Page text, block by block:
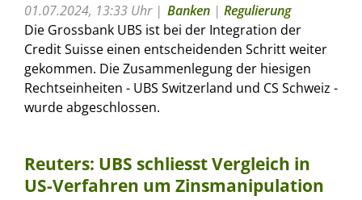
01.07.2024, 13:33 Uhr Banken | Regulierung
Die Grossbank UBS ist bei der Integration der
Credit Suisse einen entscheidenden Schritt weiter
gekommen. Die Zusammenlegung der hiesigen
Rechtseinheiten - UBS Switzerland und CS Schweiz -
wurde abgeschlossen.
Reuters: UBS schliesst Vergleich in
US-Verfahren um Zinsmanipulation